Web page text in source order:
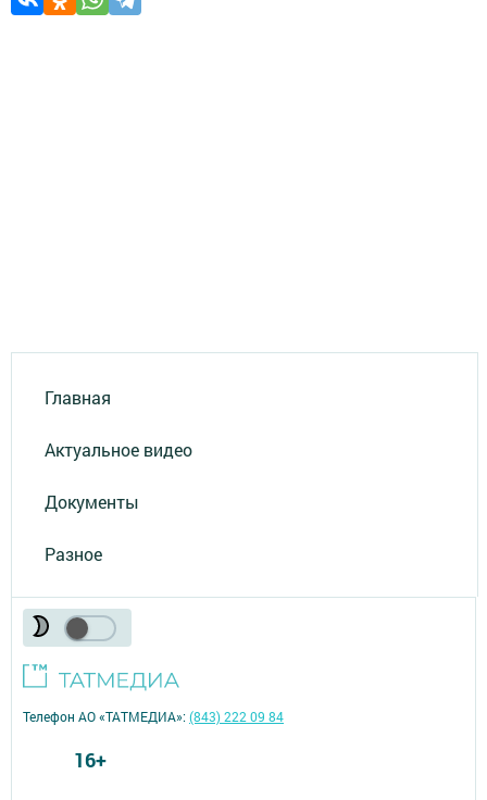
Главная
Актуальное видео
Документы
Разное
Телефон АО «ТАТМЕДИА»:(843) 222 09 84
16+